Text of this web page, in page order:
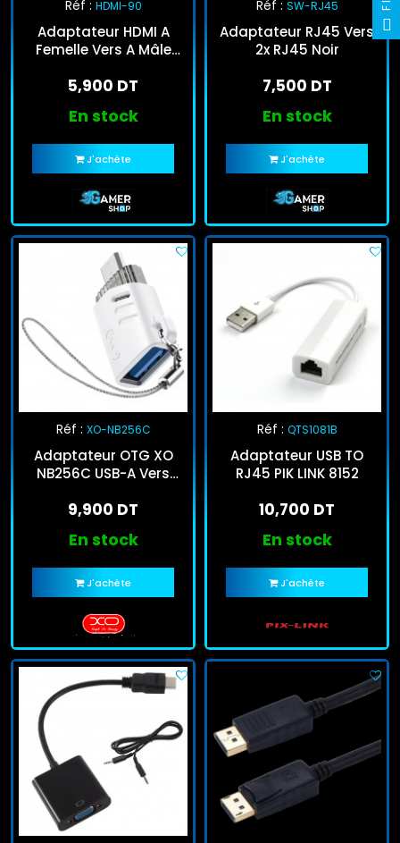
Réf : HDMI-90
Adaptateur HDMI A
Femelle Vers A Mâle
5,900 DT
En stock
J'achète
Réf : SW-RJ45
Adaptateur RJ45 Vers
2x RJ45 Noir
7,500 DT
En stock
J'achète
Réf : XO-NB256C
Adaptateur OTG XO
NB256C USB-A Vers
9,900 DT
En stock
J'achète
Réf : QTS1081B
Adaptateur USB TO
RJ45 PIK LINK 8152
10,700 DT
En stock
J'achète